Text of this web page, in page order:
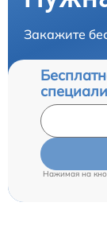
Закажите
Нажимая на